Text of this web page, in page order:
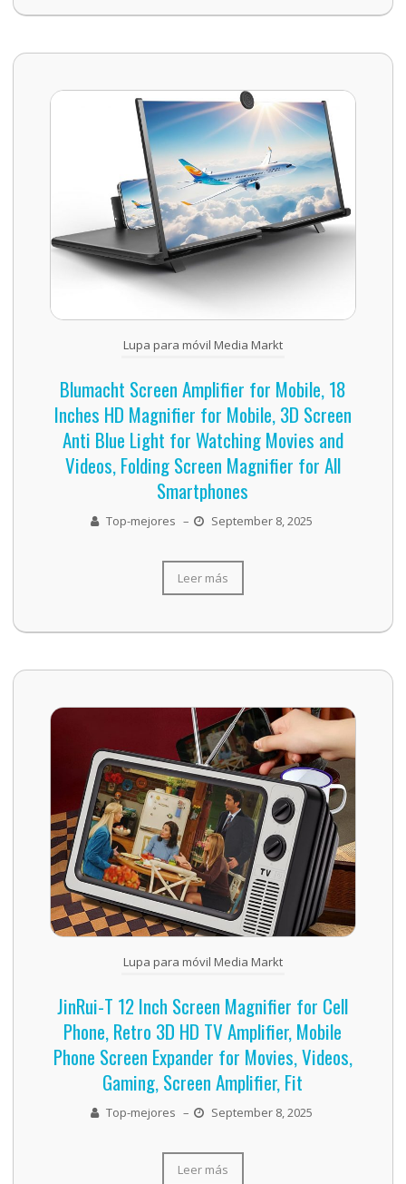
Lupa para móvil Media Markt
Blumacht Screen Amplifier for Mobile, 18
Inches HD Magnifier for Mobile, 3D Screen
Anti Blue Light for Watching Movies and
Videos, Folding Screen Magnifier for All
Smartphones
Top-mejores – September 8, 2025
Leer más
Lupa para móvil Media Markt
JinRui-T 12 Inch Screen Magnifier for Cell
Phone, Retro 3D HD TV Amplifier, Mobile
Phone Screen Expander for Movies, Videos,
Gaming, Screen Amplifier, Fit
Top-mejores – September 8, 2025
Leer más